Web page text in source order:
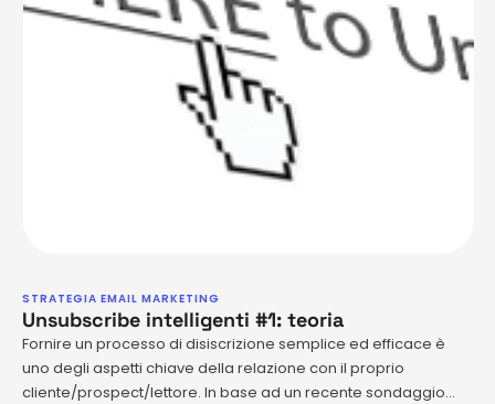
STRATEGIA EMAIL MARKETING
Unsubscribe intelligenti #1: teoria
Fornire un processo di disiscrizione semplice ed efficace è
uno degli aspetti chiave della relazione con il proprio
cliente/prospect/lettore. In base ad un recente sondaggio